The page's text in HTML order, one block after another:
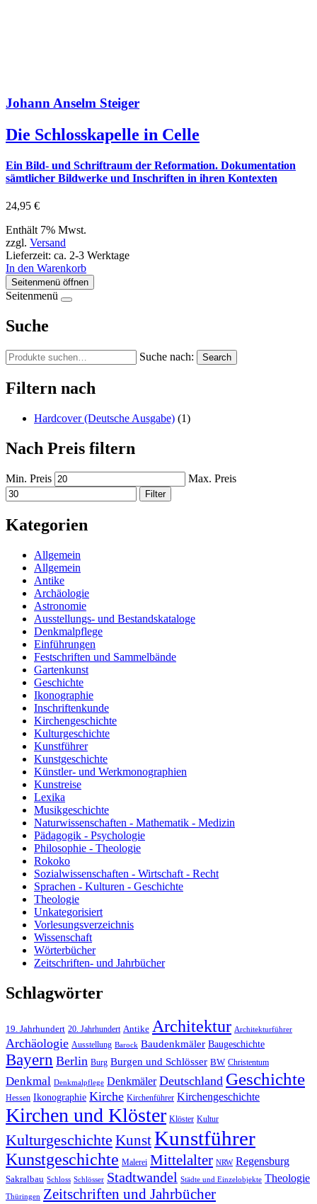
Johann Anselm Steiger
Die Schlosskapelle in Celle
Ein Bild- und Schriftraum der Reformation. Dokumentation
sämtlicher Bildwerke und Inschriften in ihren Kontexten
24,95 €
Enthält 7% Mwst.
zzgl. Versand
Lieferzeit: ca. 2-3 Werktage
In den Warenkorb
Seitenmenü öffnen
Seitenmenü
Suche
Suche nach: Search
Filtern nach
Hardcover (Deutsche Ausgabe) (1)
Nach Preis filtern
Min. Preis Max. Preis
Filter
Kategorien
Allgemein
Allgemein
Antike
Archäologie
Astronomie
Ausstellungs- und Bestandskataloge
Denkmalpflege
Einführungen
Festschriften und Sammelbände
Gartenkunst
Geschichte
Ikonographie
Inschriftenkunde
Kirchengeschichte
Kulturgeschichte
Kunstführer
Kunstgeschichte
Künstler- und Werkmonographien
Kunstreise
Lexika
Musikgeschichte
Naturwissenschaften - Mathematik - Medizin
Pädagogik - Psychologie
Philosophie - Theologie
Rokoko
Sozialwissenschaften - Wirtschaft - Recht
Sprachen - Kulturen - Geschichte
Theologie
Unkategorisiert
Vorlesungsverzeichnis
Wissenschaft
Wörterbücher
Zeitschriften- und Jahrbücher
Schlagwörter
19. Jahrhundert 20. Jahrhundert Antike Architektur Architekturführer
Archäologie Ausstellung Barock Baudenkmäler Baugeschichte
Bayern Berlin Burg Burgen und Schlösser BW Christentum
Denkmal Denkmalpflege Denkmäler Deutschland Geschichte
Hessen Ikonographie Kirche Kirchenführer Kirchengeschichte
Kirchen und Klöster Klöster Kultur
Kulturgeschichte KunstKunstführer
Kunstgeschichte Malerei Mittelalter NRW Regensburg
Sakralbau Schloss Schlösser Stadtwandel Städte und Einzelobjekte Theologie
Thüringen Zeitschriften und Jahrbücher